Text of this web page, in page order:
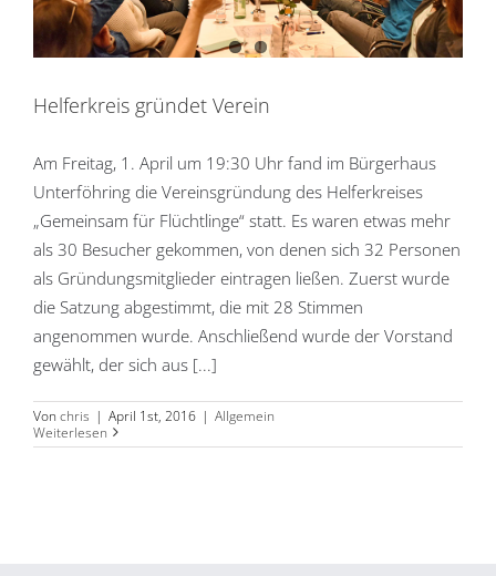
Helferkreis gründet Verein
Am Freitag, 1. April um 19:30 Uhr fand im Bürgerhaus
Unterföhring die Vereinsgründung des Helferkreises
„Gemeinsam für Flüchtlinge“ statt. Es waren etwas mehr
als 30 Besucher gekommen, von denen sich 32 Personen
als Gründungsmitglieder eintragen ließen. Zuerst wurde
die Satzung abgestimmt, die mit 28 Stimmen
angenommen wurde. Anschließend wurde der Vorstand
gewählt, der sich aus [...]
Von chris | April 1st, 2016 | Allgemein
Weiterlesen